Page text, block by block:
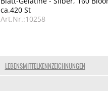
LEBENSMITTELKENNZEICHNUNGEN
ca.420 St
Art.Nr.:10258